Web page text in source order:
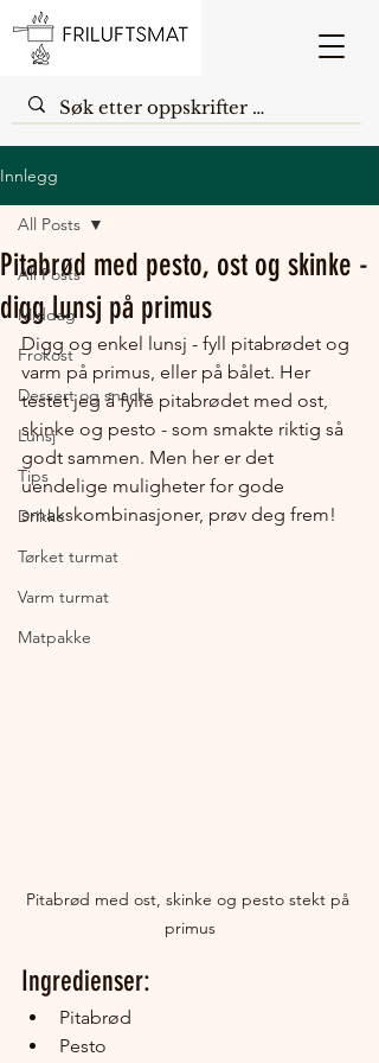
Innlegg
All Posts
Middag
Frokost
Dessert og snacks
Lunsj
Tips
Drikke
Tørket turmat
Varm turmat
Matpakke
All Posts
Pitabrød med pesto, ost og skinke -
digg lunsj på primus
Digg og enkel lunsj - fyll pitabrødet og
varm på primus, eller på bålet. Her
testet jeg å fylle pitabrødet med ost,
skinke og pesto - som smakte riktig så
godt sammen. Men her er det
uendelige muligheter for gode
smakskombinasjoner, prøv deg frem!
Pitabrød med ost, skinke og pesto stekt på
primus
Ingredienser:
Pitabrød
Pesto